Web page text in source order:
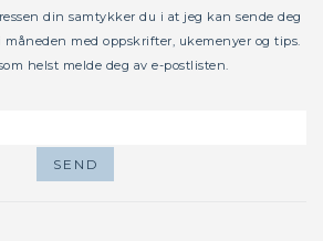
din samtykker du i at jeg kan sende deg
måneden med oppskrifter, ukemenyer og tips.
helst melde deg av e-postlisten.